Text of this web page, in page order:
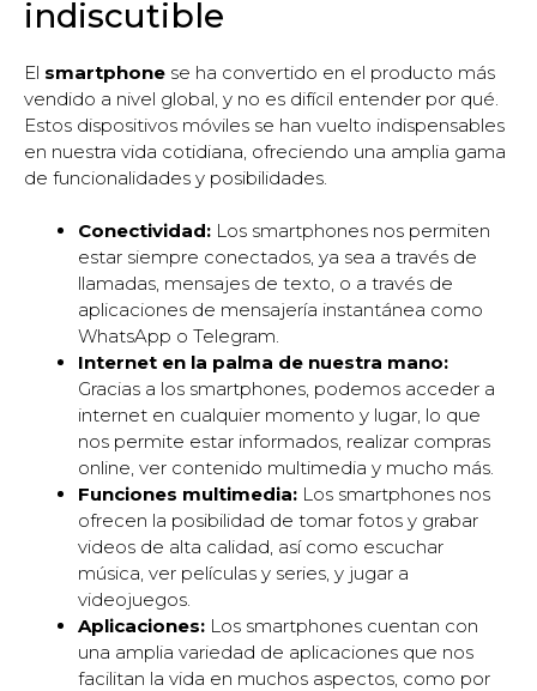
indiscutible
El smartphone se ha convertido en el producto más
vendido a nivel global, y no es difícil entender por qué.
Estos dispositivos móviles se han vuelto indispensables
en nuestra vida cotidiana, ofreciendo una amplia gama
de funcionalidades y posibilidades.
Conectividad: Los smartphones nos permiten
estar siempre conectados, ya sea a través de
llamadas, mensajes de texto, o a través de
aplicaciones de mensajería instantánea como
WhatsApp o Telegram.
Internet en la palma de nuestra mano:
Gracias a los smartphones, podemos acceder a
internet en cualquier momento y lugar, lo que
nos permite estar informados, realizar compras
online, ver contenido multimedia y mucho más.
Funciones multimedia: Los smartphones nos
ofrecen la posibilidad de tomar fotos y grabar
videos de alta calidad, así como escuchar
música, ver películas y series, y jugar a
videojuegos.
Aplicaciones: Los smartphones cuentan con
una amplia variedad de aplicaciones que nos
facilitan la vida en muchos aspectos, como por